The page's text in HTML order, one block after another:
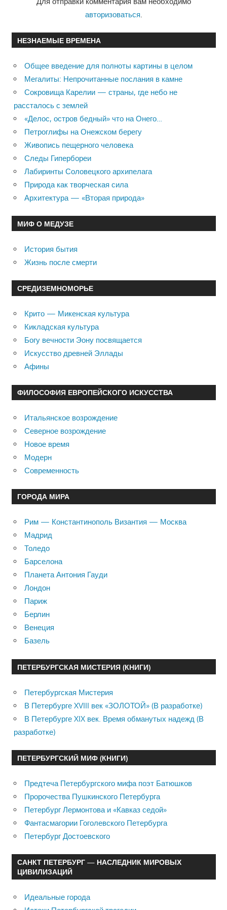
авторизоваться
НЕЗНАЕМЫЕ ВРЕМЕНА
Общее введение для полноты картины в целом
Мегалиты: Непрочитанные послания в камне
Сокровища Карелии — страны, где небо не
рассталось с землей
«Делос, остров бедный» что на Онего…
Петроглифы на Онежском берегу
Живопись пещерного человека
Следы Гипербореи
Лабиринты Соловецкого архипелага
Природа как творческая сила
Архитектура — «Вторая природа»
МИФ О МЕДУЗЕ
История бытия
Жизнь после смерти
СРЕДИЗЕМНОМОРЬЕ
Крито — Микенская культура
Кикладская культура
Богу вечности Эону посвящается
Искусство древней Эллады
Афины
ФИЛОСОФИЯ ЕВРОПЕЙСКОГО ИСКУССТВА
Итальянское возрождение
Северное возрождение
Новое время
Модерн
Современность
ГОРОДА МИРА
Рим — Константинополь Византия — Москва
Мадрид
Толедо
Барселона
Планета Антония Гауди
Лондон
Париж
Берлин
Венеция
Базель
ПЕТЕРБУРГСКАЯ МИСТЕРИЯ (КНИГИ)
Петербургская Мистерия
В Петербурге XVIII век «ЗОЛОТОЙ» (В разработке)
В Петербурге XIX век. Время обманутых надежд (В
разработке)
ПЕТЕРБУРГСКИЙ МИФ (КНИГИ)
Предтеча Петербургского мифа поэт Батюшков
Пророчества Пушкинского Петербурга
Петербург Лермонтова и «Кавказ седой»
Фантасмагории Гоголевского Петербурга
Петербург Достоевского
САНКТ ПЕТЕРБУРГ — НАСЛЕДНИК МИРОВЫХ
ЦИВИЛИЗАЦИЙ
Идеальные города